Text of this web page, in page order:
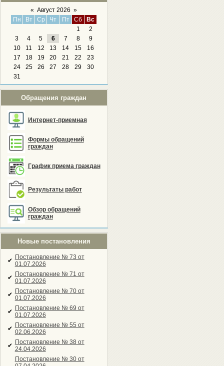
« Август 2026 »
Пн
Вт Ср Чт Пт Сб
Вс
1
2
3
4 5 6 7 8
9
10
11 12 13 14 15
16
17
18 19 20 21 22
23
24
25 26 27 28 29
30
31
Обращения граждан
Интернет-приемная
Формы обращений
граждан
График приема граждан
Результаты работ
Обзор обращений
граждан
Новые постановления
✔ Постановление № 73 от
01.07.2026
✔ Постановление № 71 от
01.07.2026
✔ Постановление № 70 от
01.07.2026
✔ Постановление № 69 от
01.07.2026
✔ Постановление № 55 от
02.06.2026
✔ Постановление № 38 от
24.04.2026
Постановление № 30 от